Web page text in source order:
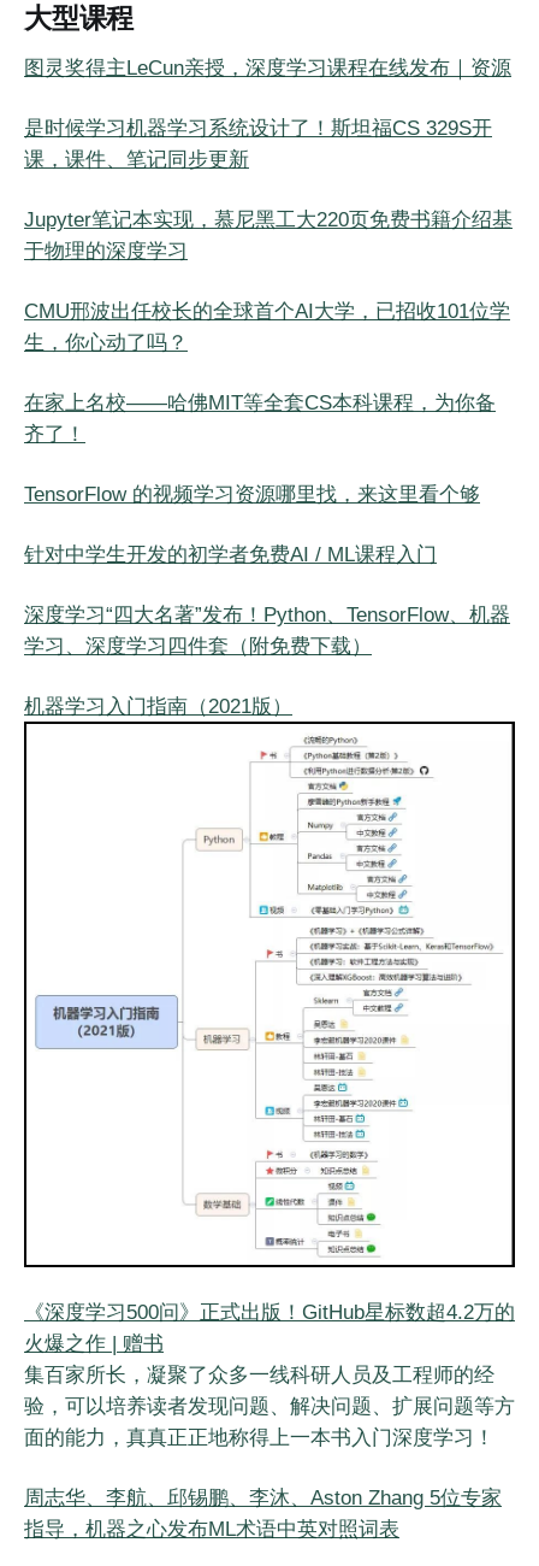
大型课程
图灵奖得主LeCun亲授，深度学习课程在线发布｜资源
是时候学习机器学习系统设计了！斯坦福CS 329S开
课，课件、笔记同步更新
Jupyter笔记本实现，慕尼黑工大220页免费书籍介绍基
于物理的深度学习
CMU邢波出任校长的全球首个AI大学，已招收101位学
生，你心动了吗？
在家上名校——哈佛MIT等全套CS本科课程，为你备
齐了！
TensorFlow 的视频学习资源哪里找，来这里看个够
针对中学生开发的初学者免费AI / ML课程入门
深度学习“四大名著”发布！Python、TensorFlow、机器
学习、深度学习四件套（附免费下载）
机器学习入门指南（2021版）
《深度学习500问》正式出版！GitHub星标数超4.2万的
火爆之作 | 赠书
集百家所长，凝聚了众多一线科研人员及工程师的经
验，可以培养读者发现问题、解决问题、扩展问题等方
面的能力，真真正正地称得上一本书入门深度学习！
周志华、李航、邱锡鹏、李沐、Aston Zhang 5位专家
指导，机器之心发布ML术语中英对照词表